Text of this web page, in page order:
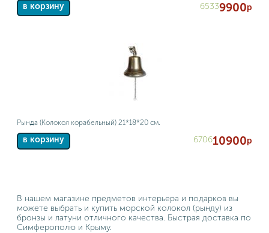
в корзину 65339900р
Рында (Колокол корабельный) 21*18*20 см.
в корзину 670610900р
В нашем магазине предметов интерьера и подарков вы
можете выбрать и купить морской колокол (рынду) из
бронзы и латуни отличного качества. Быстрая доставка по
Симферополю и Крыму.